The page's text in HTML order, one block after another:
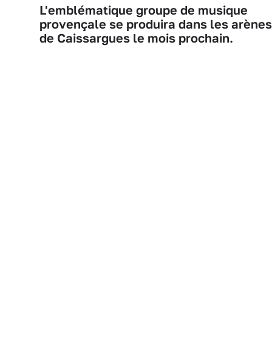
L'emblématique groupe de musique
provençale se produira dans les arènes
de Caissargues le mois prochain.